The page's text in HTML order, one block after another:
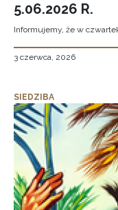
5.06.2026 R.
Informujemy, że w
3 czerwca, 2026
SIEDZIBA